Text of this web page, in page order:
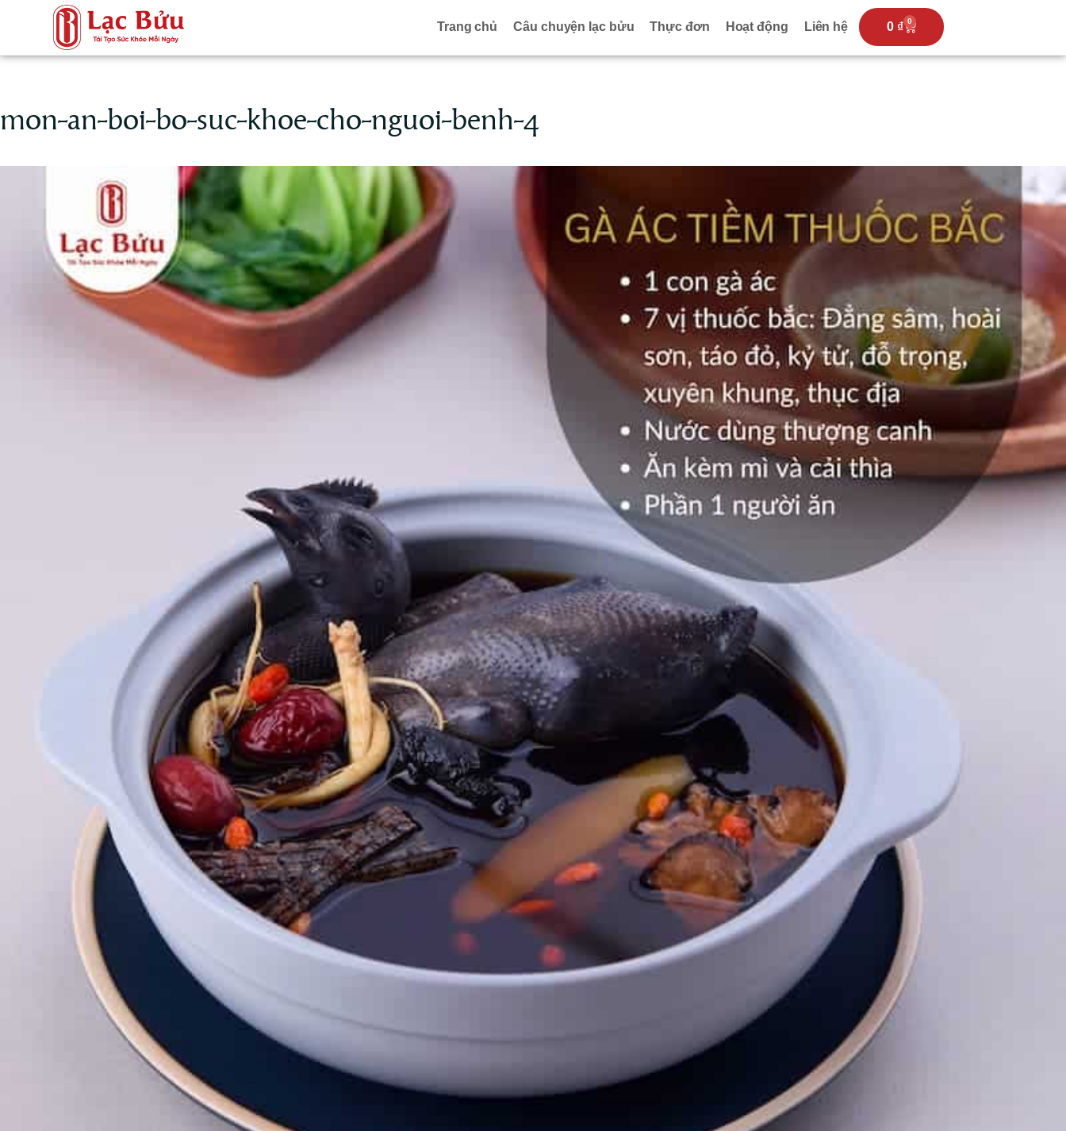
Trang chủ Câu chuyện lạc bửu Thực đơn Hoạt động Liên hệ 0 ₫ 0
mon-an-boi-bo-suc-khoe-cho-nguoi-benh-4